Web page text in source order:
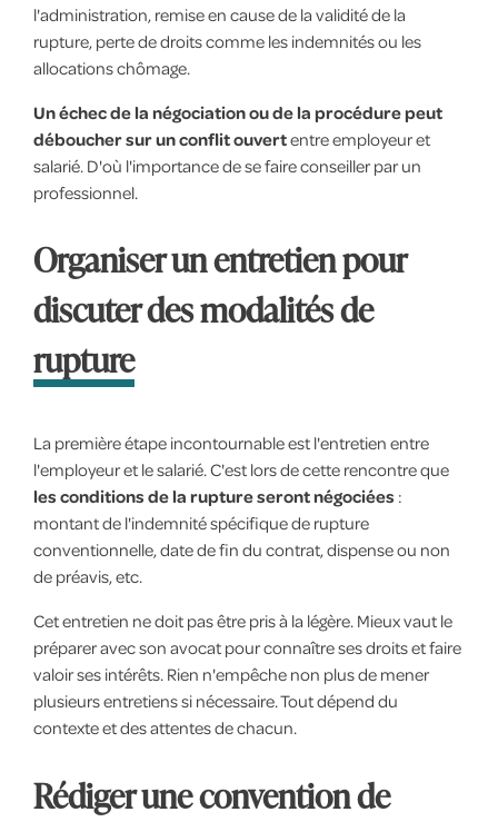
l'administration, remise en cause de la validité de la
rupture, perte de droits comme les indemnités ou les
allocations chômage.
Un échec de la négociation ou de la procédure peut
déboucher sur un conflit ouvertentre employeur et
salarié. D'où l'importance de se faire conseiller par un
professionnel.
Organiser un entretien pour
discuter des modalités de
rupture
La première étape incontournable est l'entretien entre
l'employeur et le salarié. C'est lors de cette rencontre que
les conditions de la rupture seront négociées :
montant de l'indemnité spécifique de rupture
conventionnelle, date de fin du contrat, dispense ou non
de préavis, etc.
Cet entretien ne doit pas être pris à la légère. Mieux vaut le
préparer avec son avocat pour connaître ses droits et faire
valoir ses intérêts. Rien n'empêche non plus de mener
plusieurs entretiens si nécessaire. Tout dépend du
contexte et des attentes de chacun.
Rédiger une convention de